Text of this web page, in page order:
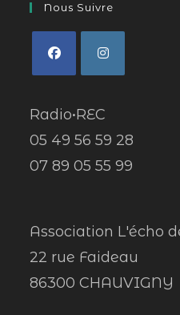
Nous Suivre
Radio•REC
05 49 56 59 28
07 89 05 55 99
Association L'écho
22 rue Faideau
86300 CHAUVIGNY